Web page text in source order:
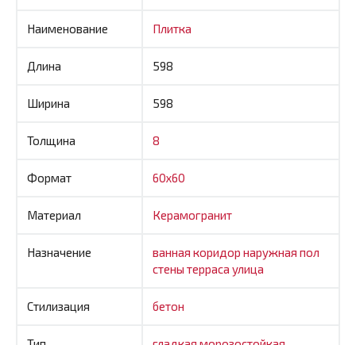
Наименование Плитка
Длина 598
Ширина 598
Толщина 8
Формат 60x60
Материал Керамогранит
Назначение ванная коридор наружная пол
стены терраса улица
Стилизация бетон